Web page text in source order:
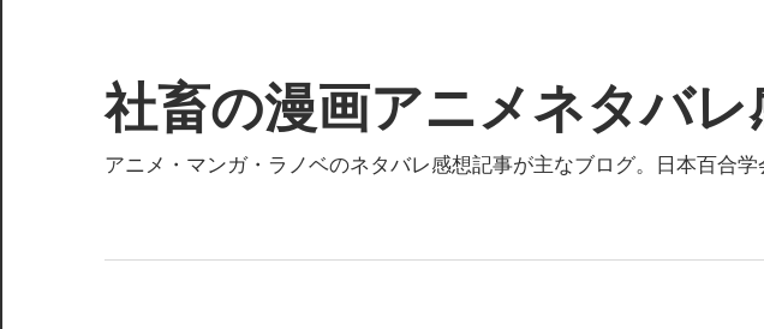
テ
ン
ツ
キ
社畜の漫画アニメネタバ
アニメ・マンガ・ラノベのネタバレ感想記事が主なブログ。日本百合学